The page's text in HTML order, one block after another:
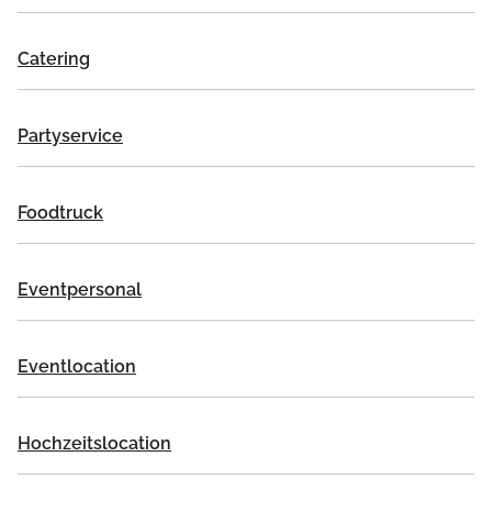
Catering
Partyservice
Foodtruck
Eventpersonal
Eventlocation
Hochzeitslocation